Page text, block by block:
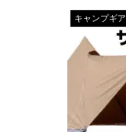
キャンプギア